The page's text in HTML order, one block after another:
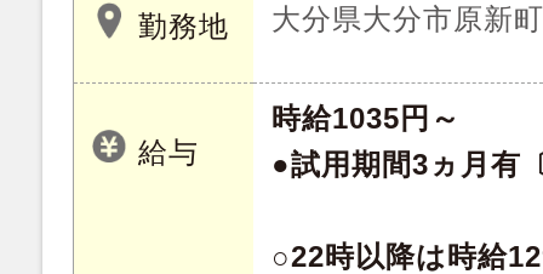
勤務地 大分県大分市原新
給与
時給1035円～
●試用期間3ヵ月有
○22時以降は時給